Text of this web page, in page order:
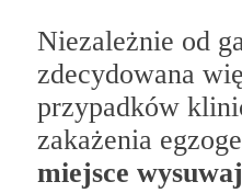
Niezależnie od
zdecydowana
przypadków
zakażenia
miejsce